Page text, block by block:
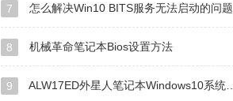
7 怎么解决Win10 BITS服务无法启动的问题
8 机械革命笔记本Bios设置方法
9 ALW17ED外星人笔记本Windows10系统改Windows7系统的